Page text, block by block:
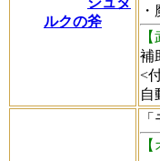
ルクの斧
補
<
自
「